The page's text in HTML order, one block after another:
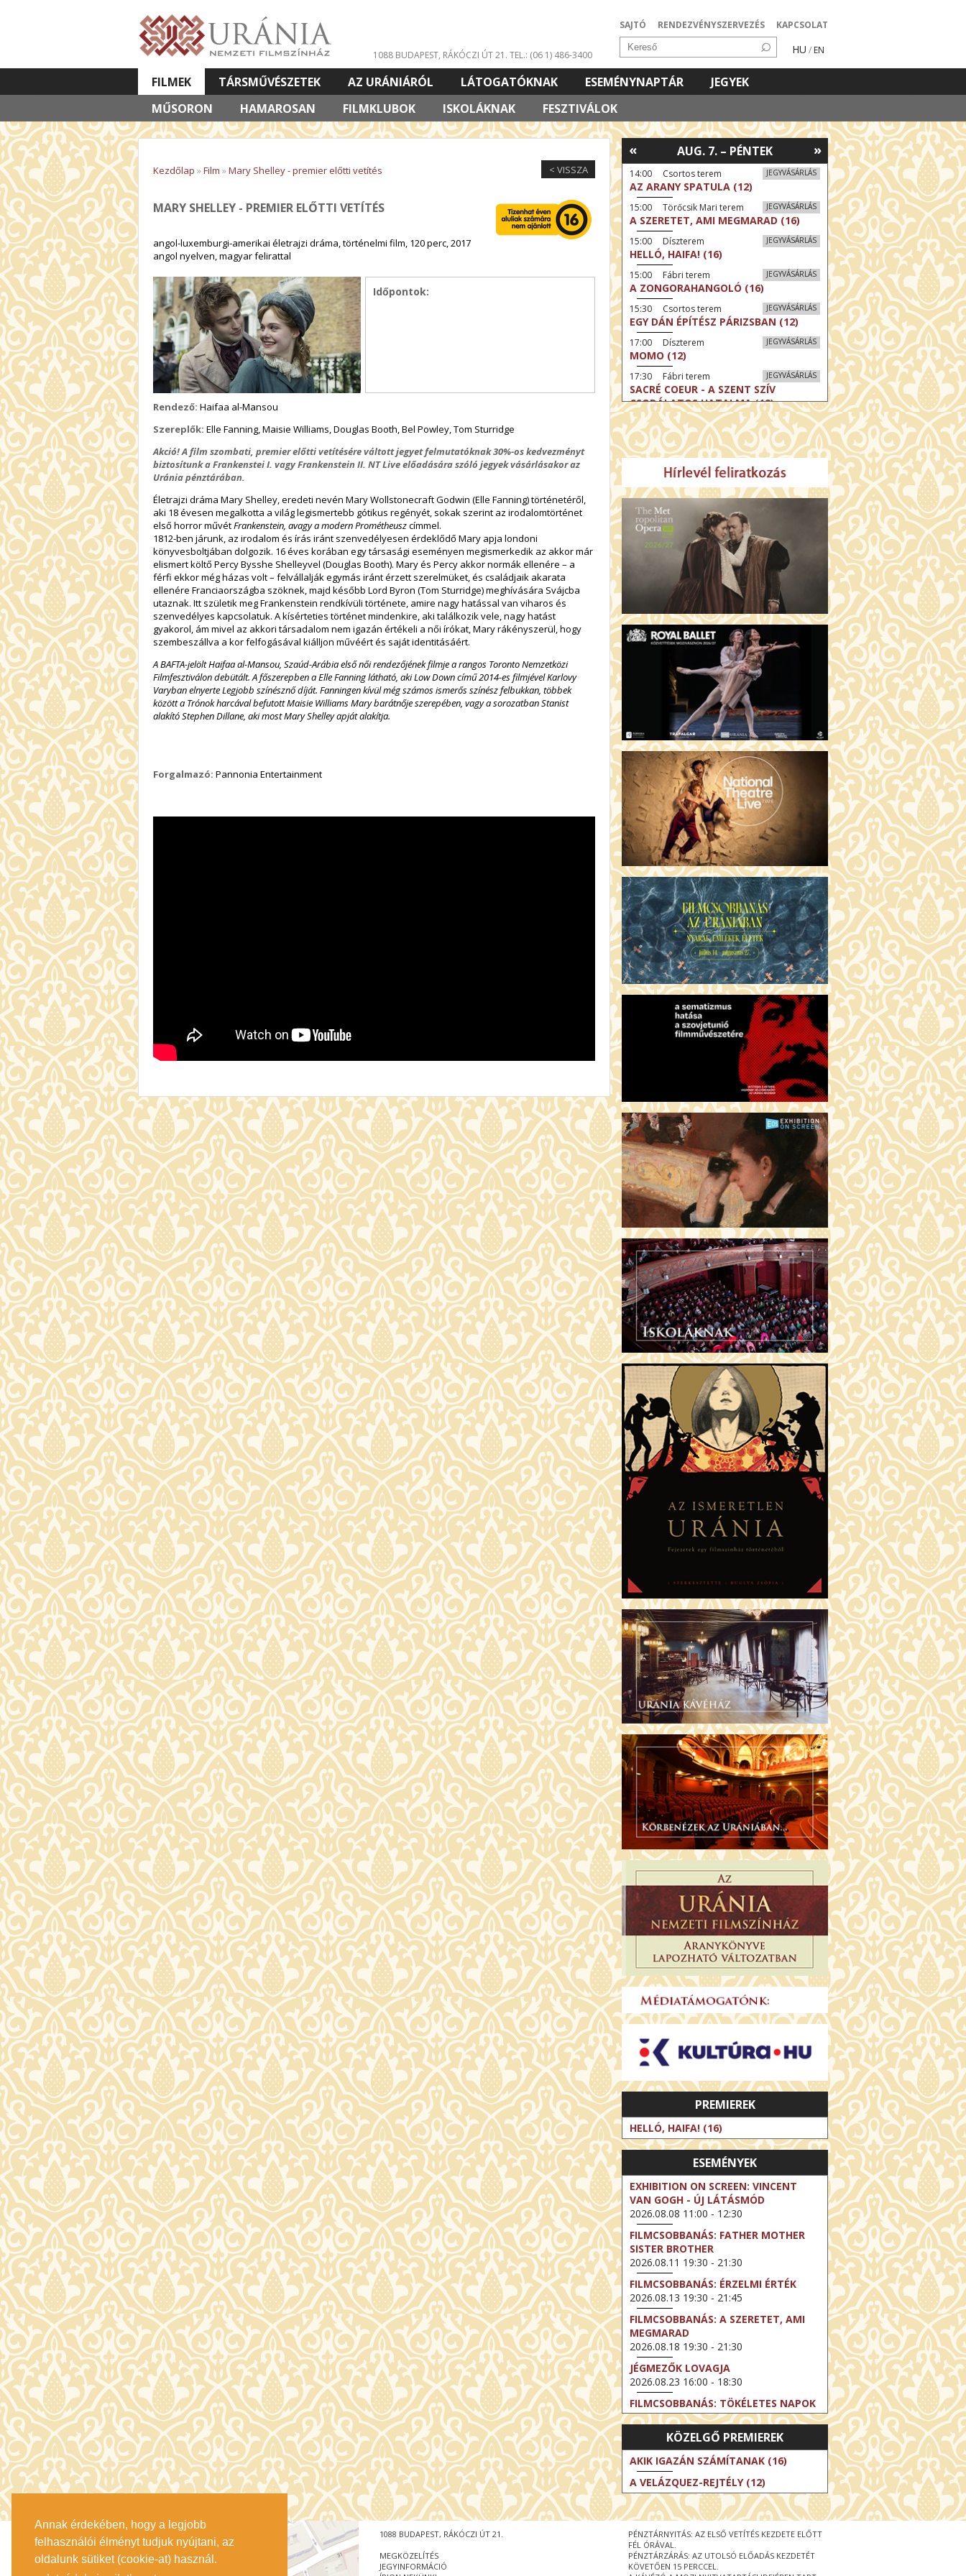
Annak érdekében, hogy a legjobb
felhasználói élményt tudjuk nyújtani, az
oldalunk sütiket (cookie-at) használ.
SAJTÓ RENDEZVÉNYSZERVEZÉS KAPCSOLAT
HU / EN
1088 BUDAPEST, RÁKÓCZI ÚT 21. TEL.: (06 1) 486-3400
FILMEK
MŰSORON
HAMAROSAN FILMKLUBOK ISKOLÁKNAK FESZTIVÁLOK
TÁRSMŰVÉSZETEK AZ URÁNIÁRÓL LÁTOGATÓKNAK ESEMÉNYNAPTÁR
JEGYEK
VETÍTETT KÉPES ELŐADÁSOK
< VISSZA
Kezdőlap »Film »Mary Shelley - premier előtti vetítés
MARY SHELLEY - PREMIER ELŐTTI VETÍTÉS
angol-luxemburgi-amerikai életrajzi dráma, történelmi film, 120 perc, 2017
angol nyelven, magyar felirattal
Időpontok:
Rendező: Haifaa al-Mansou
Szereplők: Elle Fanning, Maisie Williams, Douglas Booth, Bel Powley, Tom Sturridge
Akció! A film szombati, premier előtti vetítésére váltott jegyet felmutatóknak 30%-os kedvezményt
biztosítunk a Frankenstei I. vagy Frankenstein II. NT Live előadására szóló jegyek vásárlásakor az
Uránia pénztárában.
Életrajzi dráma Mary Shelley, eredeti nevén Mary Wollstonecraft Godwin (Elle Fanning) történetéről,
aki 18 évesen megalkotta a világ legismertebb gótikus regényét, sokak szerint az irodalomtörténet
első horror művétFrankenstein, avagy a modern Prométheuszcímmel.
1812-ben járunk, az irodalom és írás iránt szenvedélyesen érdeklődő Mary apja londoni
könyvesboltjában dolgozik. 16 éves korában egy társasági eseményen megismerkedik az akkor már
elismert költő Percy Bysshe Shelleyvel (Douglas Booth). Mary és Percy akkor normák ellenére – a
férfi ekkor még házas volt – felvállalják egymás iránt érzett szerelmüket, és családjaik akarata
ellenére Franciaországba szöknek, majd később Lord Byron (Tom Sturridge) meghívására Svájcba
utaznak. Itt születik meg Frankenstein rendkívüli története, amire nagy hatással van viharos és
szenvedélyes kapcsolatuk. A kísérteties történet mindenkire, aki találkozik vele, nagy hatást
gyakorol, ám mivel az akkori társadalom nem igazán értékeli a női írókat, Mary rákényszerül, hogy
szembeszállva a kor felfogásával kiálljon művéért és saját identitásáért.
A BAFTA-jelölt Haifaa al-Mansou, Szaúd-Arábia első női rendezőjének filmje a rangos Toronto Nemzetközi
Filmfesztiválon debütált. A főszerepben a Elle Fanning látható, aki Low Down című 2014-es filmjével Karlovy
Varyban elnyerte Legjobb színésznő díját. Fanningen kívül még számos ismerős színész felbukkan, többek
között a Trónok harcával befutott Maisie Williams Mary barátnője szerepében, vagy a sorozatban Stanist
alakító Stephen Dillane, aki most Mary Shelley apját alakítja.
Forgalmazó: Pannonia Entertainment
»
AUG. 7. – PÉNTEK
«
JEGYVÁSÁRLÁS
14:00 Csortos terem
AZ ARANY SPATULA (12)
JEGYVÁSÁRLÁS
15:00 Törőcsik Mari terem
A SZERETET, AMI MEGMARAD (16)
JEGYVÁSÁRLÁS
15:00 Díszterem
HELLÓ, HAIFA! (16)
JEGYVÁSÁRLÁS
15:00 Fábri terem
A ZONGORAHANGOLÓ (16)
JEGYVÁSÁRLÁS
15:30 Csortos terem
EGY DÁN ÉPÍTÉSZ PÁRIZSBAN (12)
JEGYVÁSÁRLÁS
17:00 Díszterem
MOMO (12)
JEGYVÁSÁRLÁS
17:30 Fábri terem
SACRÉ COEUR - A SZENT SZÍV
CSODÁLATOS HATALMA (12)
JEGYVÁSÁRLÁS
17:30 Törőcsik Mari terem
SZERELMEM, MAROKKÓ (16)
JEGYVÁSÁRLÁS
17:30 Csortos terem
MOHÁCS – VILÁGOK HARCA (12)
JEGYVÁSÁRLÁS
19:00 Díszterem
ODÜSSZEIA (16)
19:30 Csortos terem
MEGHÍVÁS (16)
JEGYVÁSÁRLÁS
19:30 Fábri terem
KESERŰ KARÁCSONY (16)
JEGYVÁSÁRLÁS
20:00 Törőcsik Mari terem
AZ IDEGEN (16)
PREMIEREK
HELLÓ, HAIFA! (16)
ESEMÉNYEK
EXHIBITION ON SCREEN: VINCENT
VAN GOGH - ÚJ LÁTÁSMÓD
2026.08.08 11:00 - 12:30
FILMCSOBBANÁS: FATHER MOTHER
SISTER BROTHER
2026.08.11 19:30 - 21:30
FILMCSOBBANÁS: ÉRZELMI ÉRTÉK
2026.08.13 19:30 - 21:45
FILMCSOBBANÁS: A SZERETET, AMI
MEGMARAD
2026.08.18 19:30 - 21:30
JÉGMEZŐK LOVAGJA
2026.08.23 16:00 - 18:30
FILMCSOBBANÁS: TÖKÉLETES NAPOK
2026.08.25 19:30 - 21:45
FILMCSOBBANÁS: IFJÚSÁG
2026.08.27 19:30 - 21:30
EXHIBITION ON SCREEN: VINCENT
VAN GOGH - ÚJ LÁTÁSMÓD
2026.08.30 11:00 - 12:30
NT LIVE / DAVID IRELAND: THE FIFTH
STEP
2026.09.01 19:00 - 21:00
BERLIN ELESTE
KÖZELGŐ PREMIEREK
AKIK IGAZÁN SZÁMÍTANAK (16)
A VELÁZQUEZ-REJTÉLY (12)
PÉNZTÁRNYITÁS: AZ ELSŐ VETÍTÉS KEZDETE ELŐTT
FÉL ÓRÁVAL.
PÉNZTÁRZÁRÁS: AZ UTOLSÓ ELŐADÁS KEZDETÉT
KÖVETŐEN 15 PERCCEL.
1088 BUDAPEST, RÁKÓCZI ÚT 21.
MEGKÖZELÍTÉS
JEGYINFORMÁCIÓ